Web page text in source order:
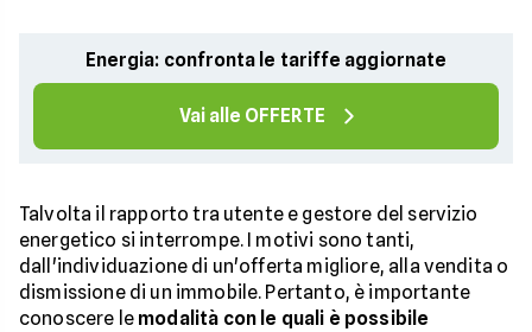
Energia: confronta le tariffe aggiornate
Vai alle OFFERTE
Talvolta il rapporto tra utente e gestore del servizio
energetico si interrompe. I motivi sono tanti,
dall'individuazione di un'offerta migliore, alla vendita o
dismissione di un immobile. Pertanto, è importante
conoscere le modalità con le quali è possibile